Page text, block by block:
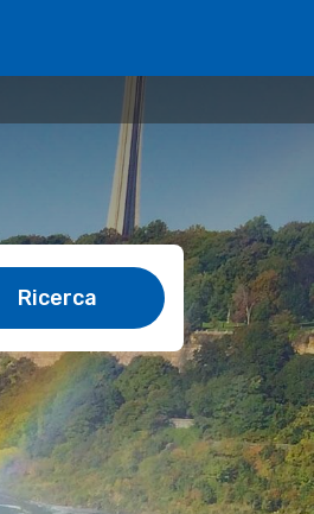
Ricerca